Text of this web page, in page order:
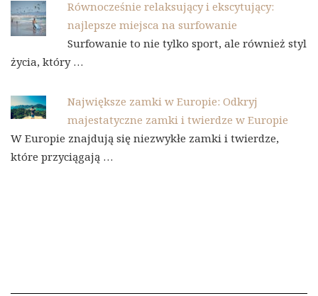
Równocześnie relaksujący i ekscytujący:
najlepsze miejsca na surfowanie
Surfowanie to nie tylko sport, ale również styl
życia, który …
Największe zamki w Europie: Odkryj
majestatyczne zamki i twierdze w Europie
W Europie znajdują się niezwykłe zamki i twierdze,
które przyciągają …